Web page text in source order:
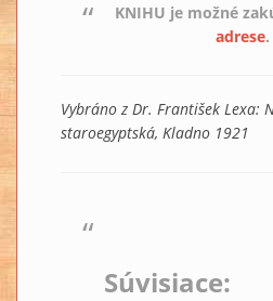
KNIHU je možné
adrese.
Vybráno z Dr. František Lexa:
staroegyptská, Kladno 1921
Súvisiace: